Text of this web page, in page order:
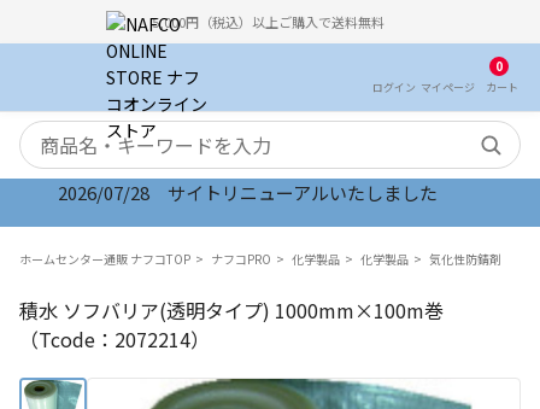
5,000円（税込）以上ご購入で送料無料
ログイン マイ ページ
0
カート
検索キーワード
2026/07/28 サイトリニューアルいたしました
ホームセンター通販 ナフコTOP ナフコPRO 化学製品 化学製品 気化性防錆剤
積水 ソフバリア(透明タイプ) 1000mm×100m巻
（Tcode：2072214）